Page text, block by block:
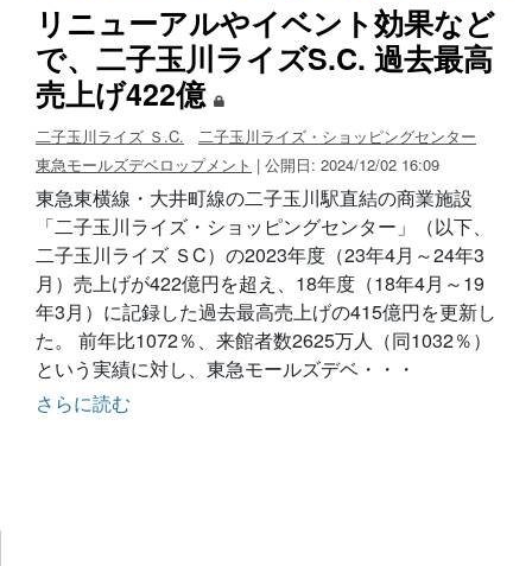
リニューアルやイベント効果など
で、二子玉川ライズS.C. 過去最高
売上げ422億
二子玉川ライズ Ｓ.C.
二子玉川ライズ・ショッピングセンター
東急モールズデベロップメント | 公開日: 2024/12/02 16:09
東急東横線・大井町線の二子玉川駅直結の商業施設
「二子玉川ライズ・ショッピングセンター」（以下、
二子玉川ライズ ＳC）の2023年度（23年4月～24年3
月）売上げが422億円を超え、18年度（18年4月～19
年3月）に記録した過去最高売上げの415億円を更新し
た。 前年比1072％、来館者数2625万人（同1032％）
という実績に対し、東急モールズデベ・・・
さらに読む